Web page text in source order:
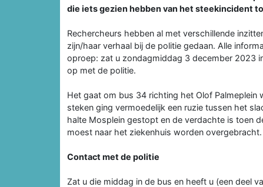
die iets gezien hebben van het steekincident
Rechercheurs hebben al met verschillende
zijn/haar verhaal bij de politie gedaan. Alle
oproep: zat u zondagmiddag 3 december 2023
op met de politie.
Het gaat om bus 34 richting het Olof Palmeplein
steken ging vermoedelijk een ruzie tussen het
halte Mosplein gestopt en de verdachte is toen
moest naar het ziekenhuis worden
Contact met de politie
Zat u die middag in de bus en heeft u (een deel